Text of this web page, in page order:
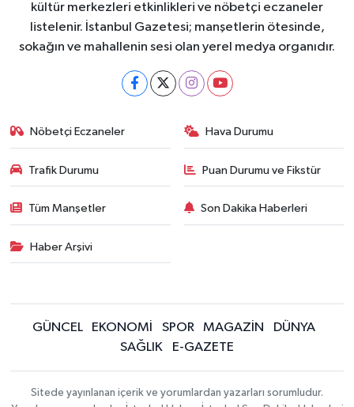
kültür merkezleri etkinlikleri ve nöbetçi eczaneler
listelenir. İstanbul Gazetesi; manşetlerin ötesinde,
sokağın ve mahallenin sesi olan yerel medya organıdır.
Nöbetçi Eczaneler Hava Durumu
Trafik Durumu Puan Durumu ve Fikstür
Tüm Manşetler Son Dakika Haberleri
Haber Arşivi
GÜNCEL EKONOMİ SPOR MAGAZİN
DÜNYA
SAĞLIK
E-GAZETE
Sitede yayınlanan içerik ve yorumlardan yazarları sorumludur.